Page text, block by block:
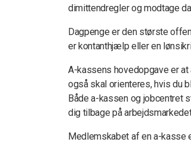
dimittendregler og modtage
Dagpenge er den største
er kontanthjælp eller en
A-kassens hovedopgave er
også skal orienteres, hvis du
Både a-kassen og jobcentret
dig tilbage på
Medlemskabet af en a-kasse